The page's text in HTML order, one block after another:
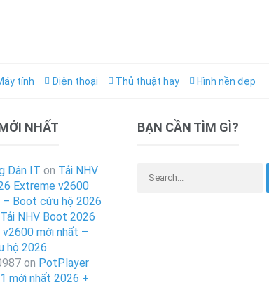
tính Điện thoại Thủ thuật hay Hình nền đẹp
NHẤT
Dân IT on Tải NHV
Extreme v2600
– Boot cứu hộ 2026
Tải NHV Boot 2026
mới nhất –
hộ 2026
on PotPlayer
mới nhất 2026 +
BẠN CẦN TÌM GÌ?